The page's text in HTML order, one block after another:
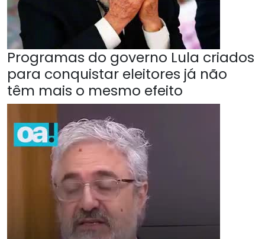
Programas do governo Lula criados
para conquistar eleitores já não
têm mais o mesmo efeito